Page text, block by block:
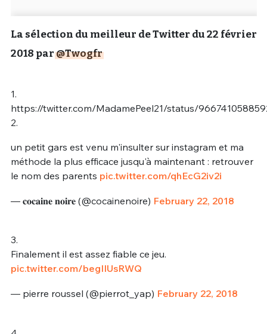
La sélection du meilleur de Twitter du 22 février
2018 par@Twogfr
1.
https://twitter.com/MadamePeel21/status/
2.
un petit gars est venu m'insulter sur instagram et ma
méthode la plus efficace jusqu'à maintenant : retrouver
le nom des parents pic.twitter.com/qhEcG2iv2i
— 𝐜𝐨𝐜𝐚𝐢𝐧𝐞 𝐧𝐨𝐢𝐫𝐞 (@cocainenoire) February 22, 2018
3.
Finalement il est assez fiable ce jeu.
pic.twitter.com/begIIUsRWQ
— pierre roussel (@pierrot_yap) February 22, 2018